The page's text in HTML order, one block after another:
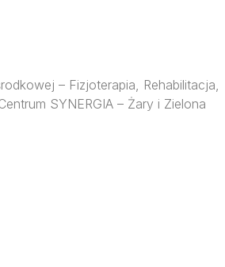
– Fizjoterapia, Rehabilitacja,
SYNERGIA – Żary i Zielona